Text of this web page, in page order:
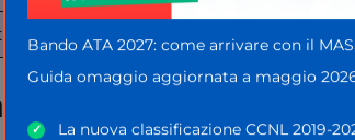
complesse
nelle GPS
Bando ATA 2027: come arrivare con il
Guida omaggio aggiornata a maggio
✓ La nuova classificazione CCNL 2019-